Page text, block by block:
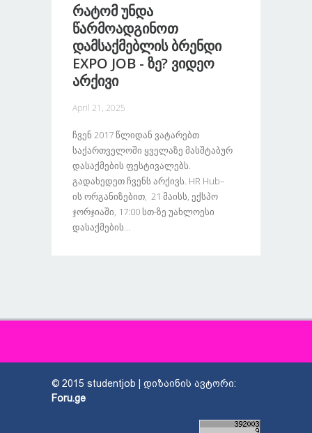
Რატომ Უნდა
Წარმოადგინოთ
Დამსაქმებლის Ბრენდი
EXPO JOB - Ზე? Ვიდეო
Არქივი
April 21, 2025
Ჩვენ 2017 Წლიდან Ვატარებთ
Საქართველოში Ყველაზე Მასშტაბურ
Დასაქმების Ფესტივალებს.
Გადახედეთ Ჩვენს Არქივს. HR Hub–
Ის Ორგანიზებით, 21 Მაისს, Ექსპო
Ჯორჯიაში, 17:00 Სთ-Ზე Უახლოესი
Დასაქმების...
© 2015 studentjob | დიზაინის ავტორი:
Foru.ge